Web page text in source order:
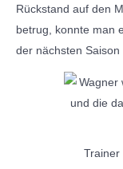
Rückstand auf den
betrug, konnte man
der nächsten
Trainer